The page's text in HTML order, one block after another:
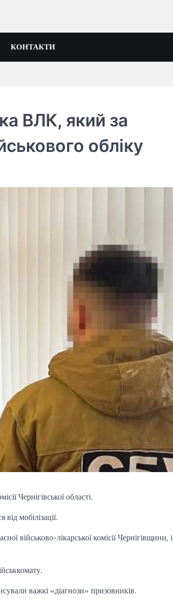
КОНТАКТИ
ВЛК, який за
обліку
Чернігівської області.
мобілізації.
військово-лікарської комісії Чернігівщини, і
важкі «діагнози» призовників.